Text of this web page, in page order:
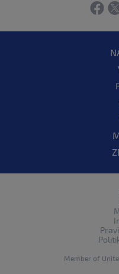
Member of